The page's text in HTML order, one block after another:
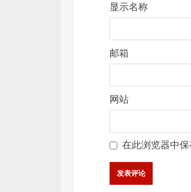
显示名称
邮箱
网站
在此浏览器中